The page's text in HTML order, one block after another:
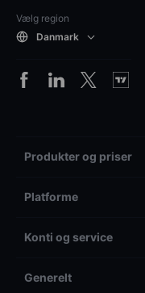
Vælg region
Danmark
Produkter og priser
Platforme
Konti og service
Generelt